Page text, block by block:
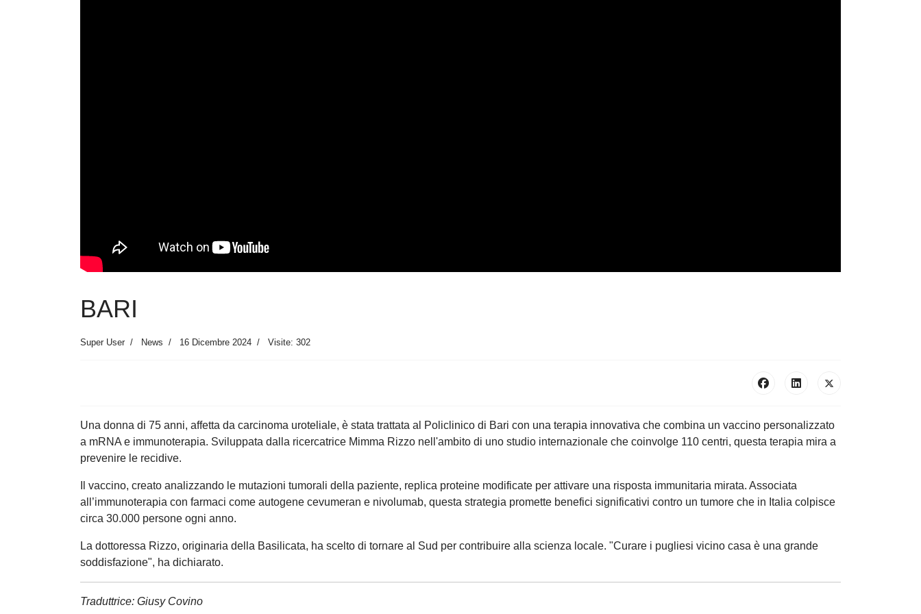
BARI
Super User News 16 Dicembre 2024 Visite: 302
Una donna di 75 anni, affetta da carcinoma uroteliale, è stata trattata al Policlinico di Bari con una terapia innovativa che combina un vaccino personalizzato
a mRNA e immunoterapia. Sviluppata dalla ricercatrice Mimma Rizzo nell'ambito di uno studio internazionale che coinvolge 110 centri, questa terapia mira a
prevenire le recidive.
Il vaccino, creato analizzando le mutazioni tumorali della paziente, replica proteine modificate per attivare una risposta immunitaria mirata. Associata
all’immunoterapia con farmaci come autogene cevumeran e nivolumab, questa strategia promette benefici significativi contro un tumore che in Italia colpisce
circa 30.000 persone ogni anno.
La dottoressa Rizzo, originaria della Basilicata, ha scelto di tornare al Sud per contribuire alla scienza locale. "Curare i pugliesi vicino casa è una grande
soddisfazione", ha dichiarato.
Traduttrice: Giusy Covino